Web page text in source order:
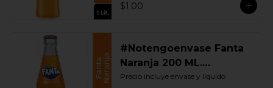
$1.00
#Notengoenvase Fanta
Naranja 200 ML.
Retornable
Precio incluye envase y líquido